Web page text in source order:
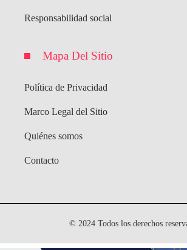
Responsabilidad social
Mapa Del Sitio
Política de Privacidad
Marco Legal del Sitio
Quiénes somos
Contacto
© 2024 Todos los derechos